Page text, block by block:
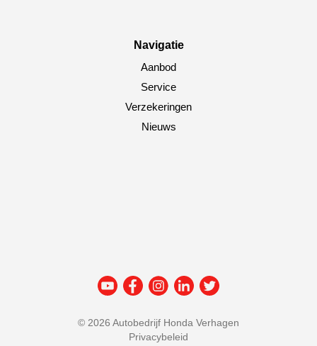
Navigatie
Aanbod
Service
Verzekeringen
Nieuws
© 2026 Autobedrijf Honda Verhagen
Privacybeleid